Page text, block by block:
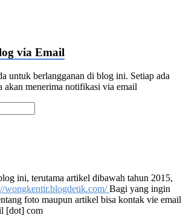
via Email
untuk berlangganan di blog ini. Setiap ada
akan menerima notifikasi via email
ini, terutama artikel dibawah tahun 2015,
wongkentir.blogdetik.com/Bagi yang ingin
foto maupun artikel bisa kontak vie email
[dot] com